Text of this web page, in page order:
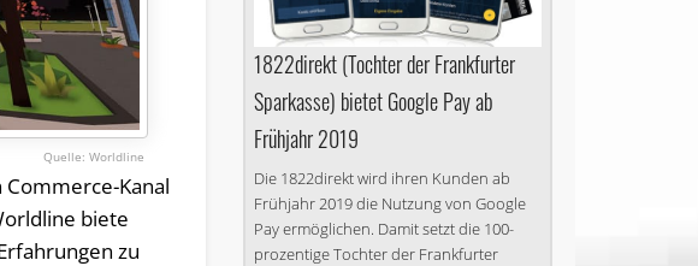
Worldline
Kanal
biete
zu
1822direkt (Tochter der Frankfurter
Sparkasse) bietet Google Pay ab
Frühjahr 2019
Die 1822direkt wird ihren Kunden ab
Frühjahr 2019 die Nutzung von Google
Pay ermöglichen. Damit setzt die 100-
prozentige Tochter der Frankfurter